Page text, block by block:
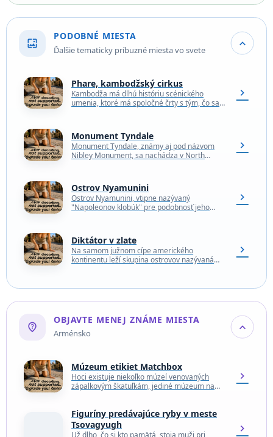
wallpaper
PODOBNÉ MIESTA
Ďalšie tematicky príbuzné miesta vo svete expand_more
Phare, kambodžský cirkus
Kambodža má dlhú históriu scénického
umenia, ktoré má spoločné črty s tým, čo sa
chevron_right
Monument Tyndale
Monument Tyndale, známy aj pod názvom
Nibley Monument, sa nachádza v North
chevron_right
Ostrov Nyamunini
Ostrov Nyamunini, vtipne nazývaný
"Napoleonov klobúk" pre podobnosť jeho
chevron_right
Diktátor v zlate
Na samom južnom cípe amerického
kontinentu leží skupina ostrovov nazývaná
moreplavec Fernão…
chevron_right
not_listed_location
OBJAVTE MENEJ ZNÁME MIESTA
Arménsko expand_more
Múzeum etikiet Matchbox
Hoci existuje niekoľko múzeí venovaných
zápalkovým škatuľkám, jediné múzeum na
na polceste…
chevron_right
Figuríny predávajúce ryby v meste
Tsovagyugh
Už dlho, čo si kto pamätá, stoja muži pri
chevron_right